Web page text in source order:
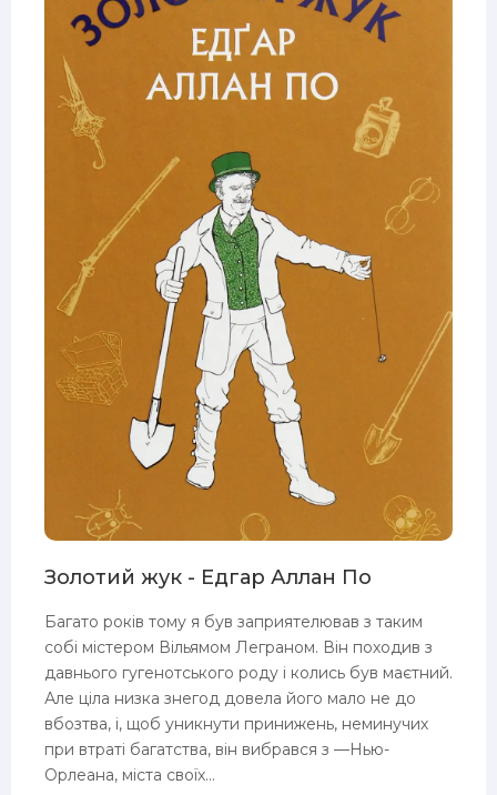
Золотий жук - Едгар Аллан По
Багато років тому я був заприятелював з таким
собі містером Вільямом Леграном. Він походив з
давнього гугенотського роду і колись був маєтний.
Але ціла низка знегод довела його мало не до
вбозтва, і, щоб уникнути принижень, неминучих
при втраті багатства, він вибрався з —Нью-
Орлеана, міста своїх...